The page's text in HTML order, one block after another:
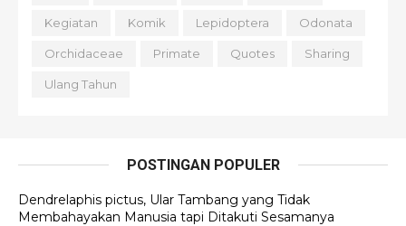
Kegiatan Komik Lepidoptera Odonata
Orchidaceae Primate Quotes Sharing
Ulang Tahun
POSTINGAN POPULER
Dendrelaphis pictus, Ular Tambang yang Tidak
Membahayakan Manusia tapi Ditakuti Sesamanya